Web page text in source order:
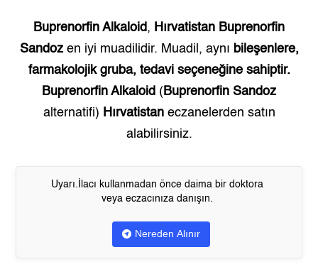
Buprenorfin Alkaloid, Hırvatistan Buprenorfin
Sandozen iyi muadilidir. Muadil, aynı bileşenlere,
farmakolojik gruba, tedavi seçeneğine sahiptir.
Buprenorfin Alkaloid ( Buprenorfin Sandoz
alternatifi) Hırvatistaneczanelerden satın
alabilirsiniz.
Uyarı.İlacı kullanmadan önce daima bir doktora
veya eczacınıza danışın.
Nereden Alınır